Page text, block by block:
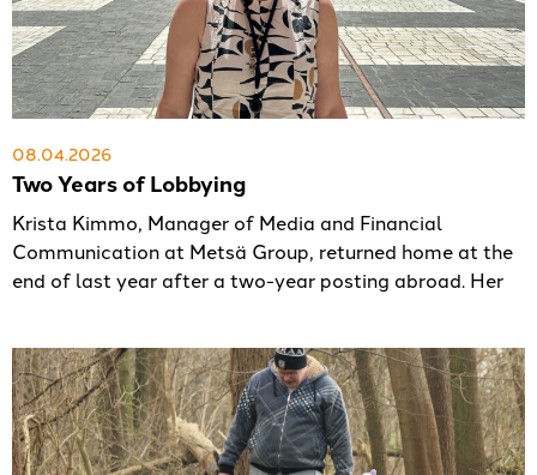
Two Years of Lobbying
08.04.2026
Krista Kimmo, Manager of Media and Financial
Communication at Metsä Group, returned home at the
end of last year after a two-year posting abroad. Her